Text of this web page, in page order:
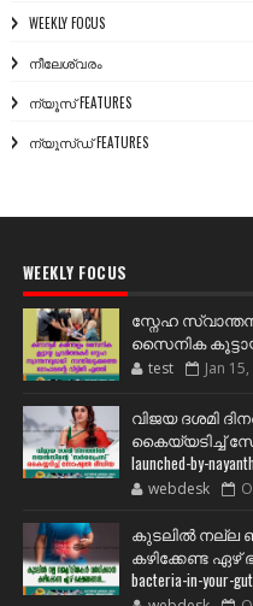
WEEKLY FOCUS
നീലേശ്വരം
ന്യൂസ് FEATURES
ന്യൂസ്ഡ് FEATURES
WEEKLY FOCUS
സ്നേഹ
സൈനിക
test Jan
വിജയ ദശമി
കൈയ്യടിച്ച്
launched-by-
webdesk
കുടലിൽ നല്ല
കഴിക്കേണ്ട ഏഴ്
bacteria-in-your-gut